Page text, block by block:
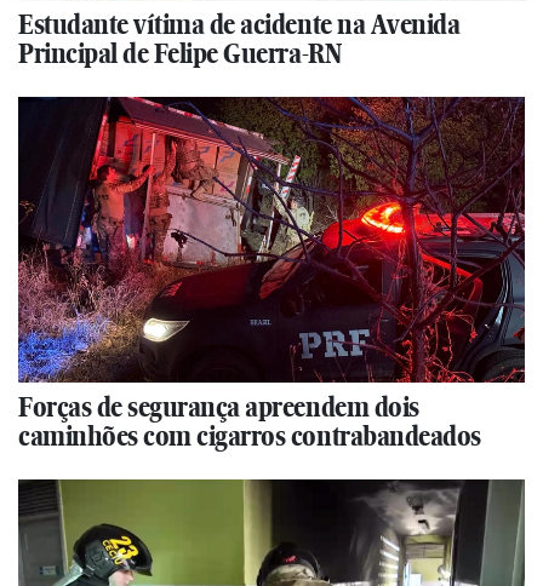
Estudante vítima de acidente na Avenida
Principal de Felipe Guerra-RN
Forças de segurança apreendem dois
caminhões com cigarros contrabandeados